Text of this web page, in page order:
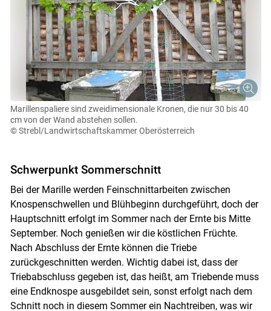
Skip to main content
Marillenspaliere sind zweidimensionale Kronen, die nur 30 bis 40
cm von der Wand abstehen sollen.
© Strebl/Landwirtschaftskammer Oberösterreich
Schwerpunkt Sommerschnitt
Bei der Marille werden Feinschnittarbeiten zwischen
Knospenschwellen und Blühbeginn durchgeführt, doch der
Hauptschnitt erfolgt im Sommer nach der Ernte bis Mitte
September. Noch genießen wir die köstlichen Früchte.
Nach Abschluss der Ernte können die Triebe
zurückgeschnitten werden. Wichtig dabei ist, dass der
Triebabschluss gegeben ist, das heißt, am Triebende muss
eine Endknospe ausgebildet sein, sonst erfolgt nach dem
Schnitt noch in diesem Sommer ein Nachtreiben, was wir